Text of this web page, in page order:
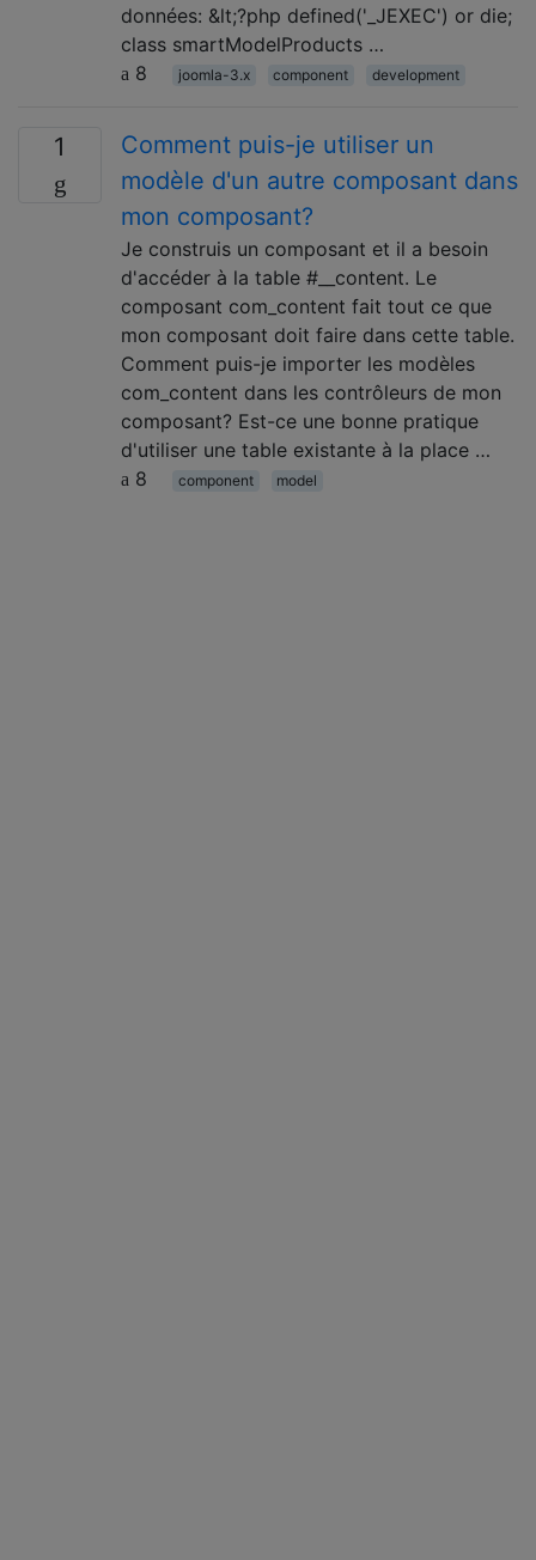
données: &lt;?php defined('_JEXEC') or die;
class smartModelProducts …
8
joomla-3.x component development
1
Comment puis-je utiliser un
modèle d'un autre composant dans
mon composant?
Je construis un composant et il a besoin
d'accéder à la table #__content. Le
composant com_content fait tout ce que
mon composant doit faire dans cette table.
Comment puis-je importer les modèles
com_content dans les contrôleurs de mon
composant? Est-ce une bonne pratique
d'utiliser une table existante à la place …
8
component model